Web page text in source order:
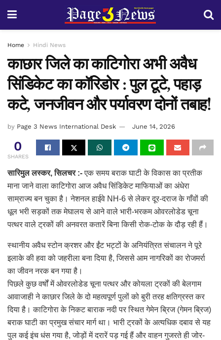
Home Hindi News
काछार जिले का काटिगोरा अभी अवैध
सिंडिकेट का कॉरिडोर : पुल टूटे, पहाड़
कटे, जनजीवन और पर्यावरण दोनों तबाह!
by Page 3 News International Desk June 14, 2026
0
SHARES
सारिमुल लस्कर, सिलचर :-एक समय बराक घाटी के विकास का प्रतीक
माना जाने वाला काटिगोरा आज अवैध सिंडिकेट माफियाओं का अंधेरा
साम्राज्य बन चुका है। नेशनल हाईवे NH-6 से लेकर दूर-दराज के गाँवों की
धूल भरी सड़कों तक मेघालय से आने वाले भारी-भरकम ओवरलोडेड चूना
पत्थर वाले ट्रकों की अनवरत कतारें बिना किसी रोक-टोक के दौड़ रही हैं।
स्थानीय अवैध स्टोन क्रशर और ईंट भट्टों के अनियंत्रित संचालन ने पूरे
इलाके की हवा को जहरीला बना दिया है, जिससे आम नागरिकों का रोजमर्रा
का जीवन नरक बन गया है।
पिछले कुछ वर्षों में ओवरलोडेड चूना पत्थर और कोयला ट्रकों की बेलगाम
आवाजाही ने काछार जिले के दो महत्वपूर्ण पुलों को बुरी तरह क्षतिग्रस्त कर
दिया है। काटिगोरा के निकट बाराक नदी पर स्थित गेमेन ब्रिज (गेमन ब्रिज)
बराक घाटी का प्रमुख संचार मार्ग था। भारी ट्रकों के अत्यधिक दबाव से यह
पुल कई इंच धंस गया है, जोड़ों में दरारें पड़ गई हैं और वाहन गुजरते ही जोर-